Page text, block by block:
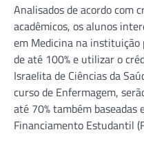
Analisados de acordo com
acadêmicos, os alunos
em Medicina na instituição
de até 100% e utilizar o
Israelita de Ciências da
curso de Enfermagem,
até 70% também
Financiamento Estudantil